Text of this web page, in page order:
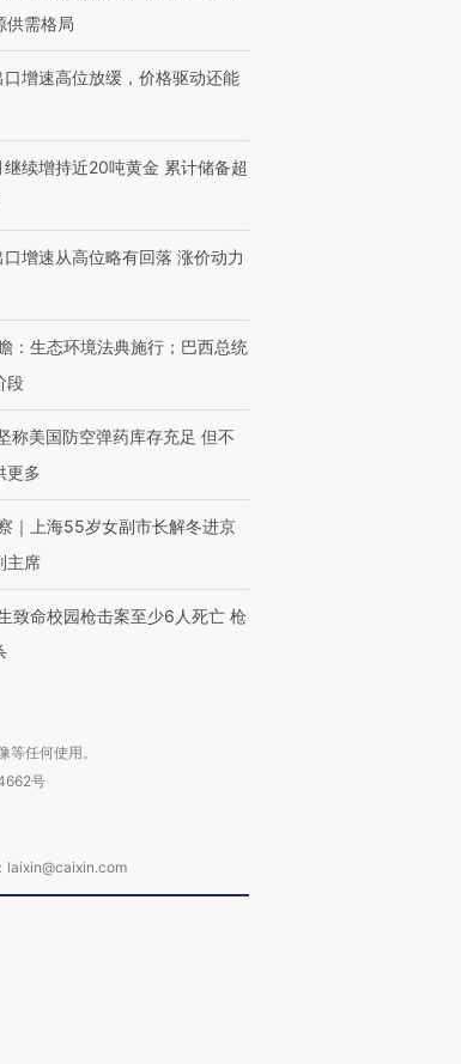
视线｜被称为“蟑螂”的印
度Z世代 用街头抗争将教
育部长拱下台
视线｜“入侵”还是“人道危
机”？难民潮撕裂西班牙
飞地休达
【特别呈现】寻找100种
【商旅对话】华住集团
CFO：不靠规模取胜，华
供需格局
口增速高位放缓，价格驱动还能
继续增持近20吨黄金 累计储备超
增速从高位略有回落 涨价动力
：生态环境法典施行；巴西总统
段
称美国防空弹药库存充足 但不
更多
｜上海55岁女副市长解冬进京
主席
致命校园枪击案至少6人死亡 枪
任何使用。
号
laixin@caixin.com